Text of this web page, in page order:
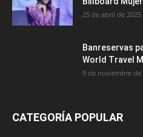
25 de abril de 2025
Banreservas
World Travel
9 de noviembre de
CATEGORÍA POPULAR